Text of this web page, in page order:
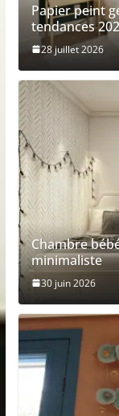
Papier peint
tendances
28 juillet 2026
Chambre
minimaliste
30 juin 2026